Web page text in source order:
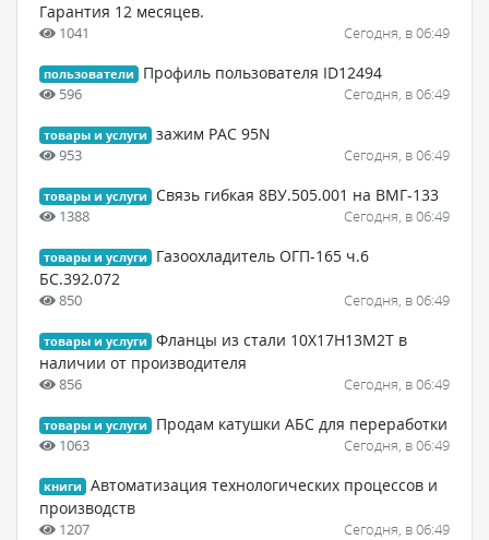
Гарантия 12 месяцев.
1041 Сегодня, в 06:49
пользователи Профиль пользователя ID12494
596 Сегодня, в 06:49
товары и услуги зажим PAC 95N
953 Сегодня, в 06:49
товары и услуги Связь гибкая 8ВУ.505.001 на ВМГ-133
1388 Сегодня, в 06:49
товары и услуги
Газоохладитель ОГП-165 ч.6
БС.392.072
850 Сегодня, в 06:49
товары и услуги
Фланцы из стали 10Х17Н13М2Т в
наличии от производителя
856 Сегодня, в 06:49
товары и услуги Продам катушки АБС для переработки
1063 Сегодня, в 06:49
книги
Автоматизация технологических процессов и
производств
1207 Сегодня, в 06:49